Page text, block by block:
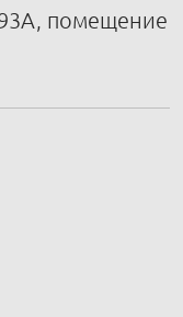
помещение